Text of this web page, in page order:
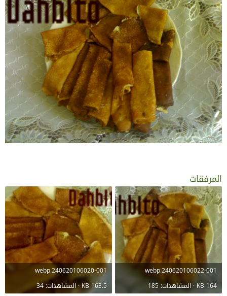
المرفقات
240620106022-001.webp
164 KB · المشاهدات: 185
240620106020-001.webp
163.5 KB · المشاهدات: 34